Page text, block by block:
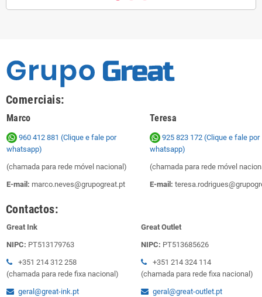
Comerciais:
Marco Teresa
960 412 881 (Clique e fale por
whatsapp)
(chamada para rede móvel nacional)
E-mail: marco.neves@grupogreat.pt
925 823 172 (Clique e fale por
whatsapp)
(chamada para rede móvel
E-mail:
Contactos:
Great Ink
NIPC: PT513179763
+351 214 312 258
(chamada para rede fixa nacional)
geral@great-ink.pt
Great Outlet
NIPC: PT513685626
+351 214 324 114
(chamada para rede fixa nacional)
geral@great-outlet.pt